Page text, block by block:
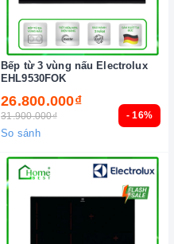
- 16%
Bếp từ 3 vùng nấu Electrolux
EHL9530FOK
26.800.000₫
31.900.000₫
So sánh